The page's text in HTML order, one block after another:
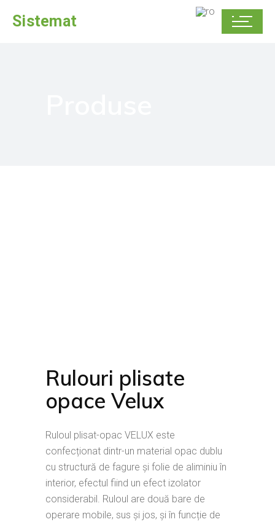
Sistemat
Rulouri plisate
opace Velux
Ruloul plisat-opac VELUX este
confecționat dintr-un material opac dublu
cu structură de fagure și folie de aliminiu în
interior, efectul fiind un efect izolator
considerabil. Ruloul are două bare de
operare mobile, sus și jos, și în funcție de